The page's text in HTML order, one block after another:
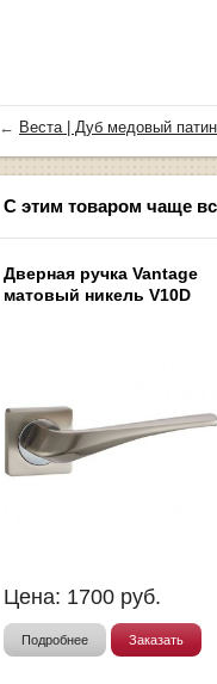
← Веста | Дуб медовый
С этим товаром чаще
Дверная ручка Vantage
матовый никель V10D
Цена: 1700 руб.
Подробнее Заказать